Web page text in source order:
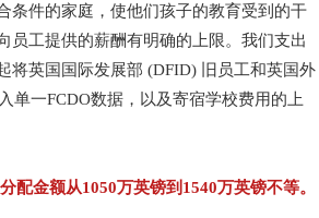
条件的家庭，使他们孩子的教育受到的干
员工提供的薪酬有明确的上限。我们支出
将英国国际发展部 (DFID) 旧员工和英国外
单一FCDO数据，以及寄宿学校费用的上
配金额从1050万英镑到1540万英镑不等。